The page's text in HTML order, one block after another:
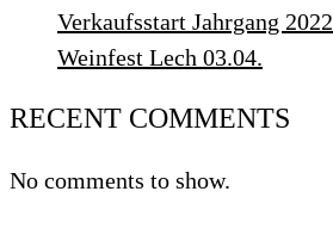
Verkaufsstart Jahrgang 2022
Weinfest Lech 03.04.
RECENT COMMENTS
No comments to show.